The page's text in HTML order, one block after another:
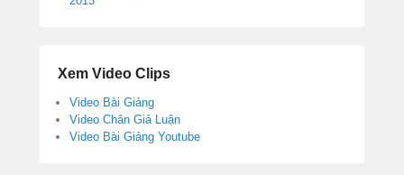
Xem Video Clips
Video Bài Giảng
Video Chân Giả Luận
Video Bài Giảng Youtube